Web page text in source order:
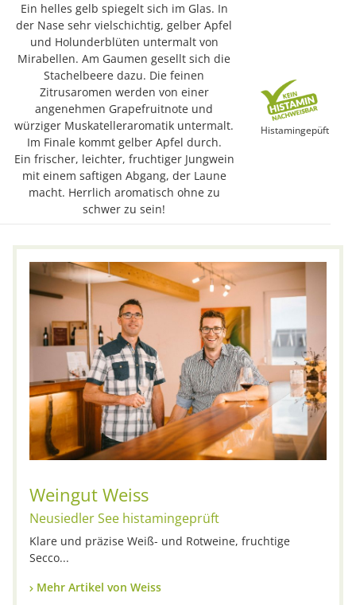
Ein helles gelb spiegelt sich im Glas. In
der Nase sehr vielschichtig, gelber Apfel
und Holunderblüten untermalt von
Mirabellen. Am Gaumen gesellt sich die
Stachelbeere dazu. Die feinen
Zitrusaromen werden von einer
angenehmen Grapefruitnote und
würziger Muskatelleraromatik untermalt.
Im Finale kommt gelber Apfel durch.
Ein frischer, leichter, fruchtiger Jungwein
mit einem saftigen Abgang, der Laune
macht. Herrlich aromatisch ohne zu
schwer zu sein!
Histamingepüft
Weingut Weiss
Neusiedler See histamingeprüft
Klare und präzise Weiß- und Rotweine, fruchtige
Secco...
Mehr Artikel von Weiss